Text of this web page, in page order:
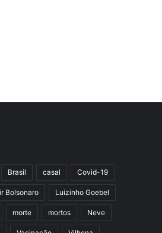
Brasil casal Covid-19
Bolsonaro Luizinho Goebel
morte mortos Neve